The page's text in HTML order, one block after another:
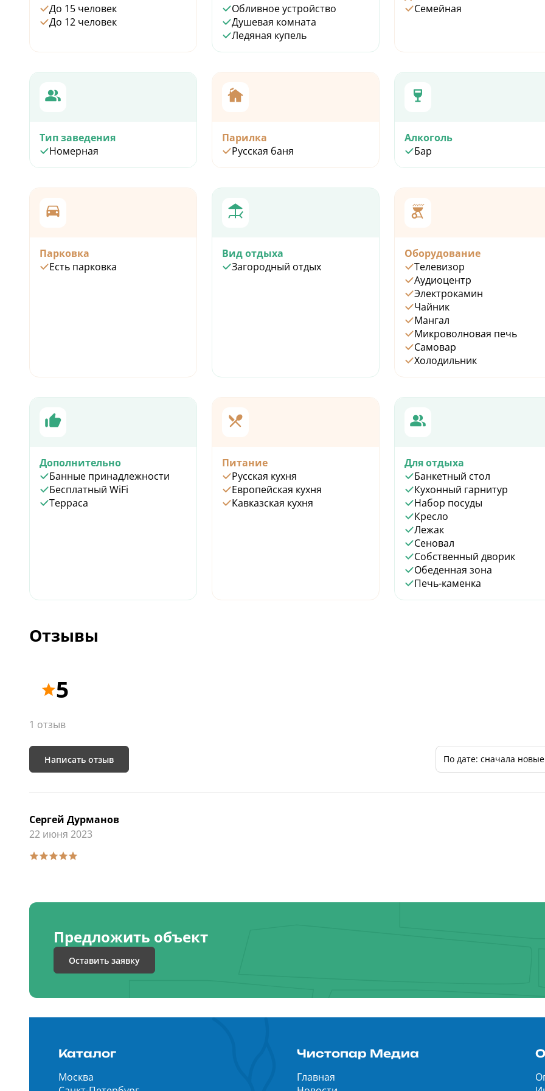
В стоимость аренды входит:
-аромапарение
-знакомство с мастером
парения
-средства личной гигиены
-холодная купель
До 15 человек
До 12 человек
Обливное устройство
Душевая комната
Ледяная купель
Семейная
Тип заведения
Номерная
Парилка
Русская баня
Алкоголь
Бар
Парковка
Есть парковка
Вид отдыха
Загородный отдых
Оборудование
Телевизор
Аудиоцентр
Электрокамин
Чайник
Мангал
Микроволновая печь
Самовар
Холодильник
Дополнительно
Банные принадлежности
Бесплатный WiFi
Терраса
Питание
Русская кухня
Европейская кухня
Кавказская кухня
Для отдыха
Банкетный стол
Кухонный гарнитур
Набор посуды
Кресло
Лежак
Сеновал
Собственный дворик
Обеденная зона
Печь-каменка
Отзывы
5
1 отзыв
Написать отзыв По дате: сначала новые
Сергей Дурманов
22 июня 2023
Предложить объект
Оставить заявку
Каталог
Москва
Чистопар Медиа
Главная